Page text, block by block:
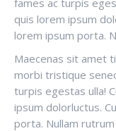
fames ac turpis
quis lorem ipsum
lorem ipsum porta.
Maecenas sit amet
morbi tristique
turpis egestas ulla!
ipsum dolorluctus.
porta. Nullam